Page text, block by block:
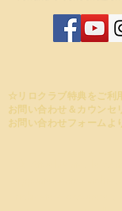
☆リロクラブ特典をご利
お問い合わせ＆カウンセ
お問い合わせフォームよ